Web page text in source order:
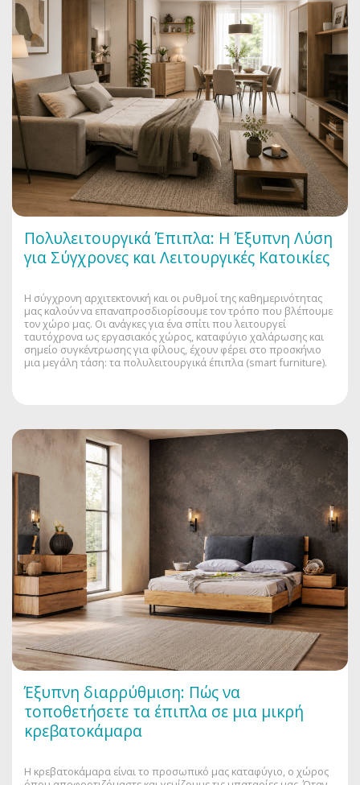
Πολυλειτουργικά Έπιπλα: Η Έξυπνη Λύση
για Σύγχρονες και Λειτουργικές Κατοικίες
Η σύγχρονη αρχιτεκτονική και οι ρυθμοί της καθημερινότητας
μας καλούν να επαναπροσδιορίσουμε τον τρόπο που βλέπουμε
τον χώρο μας. Οι ανάγκες για ένα σπίτι που λειτουργεί
ταυτόχρονα ως εργασιακός χώρος, καταφύγιο χαλάρωσης και
σημείο συγκέντρωσης για φίλους, έχουν φέρει στο προσκήνιο
μια μεγάλη τάση: τα πολυλειτουργικά έπιπλα (smart furniture).
Έξυπνη διαρρύθμιση: Πώς να
τοποθετήσετε τα έπιπλα σε μια μικρή
κρεβατοκάμαρα
Η κρεβατοκάμαρα είναι το προσωπικό μας καταφύγιο, ο χώρος